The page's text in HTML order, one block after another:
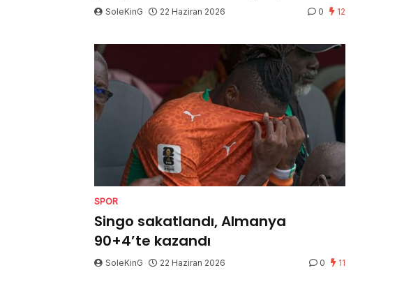
SoleKinG 22 Haziran 2026 0 12
SPOR
Singo sakatlandı, Almanya
90+4’te kazandı
SoleKinG 22 Haziran 2026 0 11